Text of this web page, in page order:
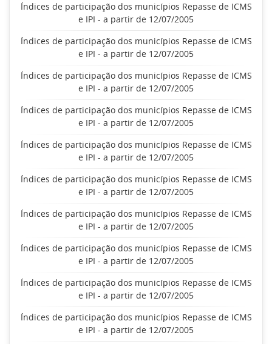
Índices de participação dos municípios Repasse de ICMS
e IPI - a partir de 12/07/2005
Índices de participação dos municípios Repasse de ICMS
e IPI - a partir de 12/07/2005
Índices de participação dos municípios Repasse de ICMS
e IPI - a partir de 12/07/2005
Índices de participação dos municípios Repasse de ICMS
e IPI - a partir de 12/07/2005
Índices de participação dos municípios Repasse de ICMS
e IPI - a partir de 12/07/2005
Índices de participação dos municípios Repasse de ICMS
e IPI - a partir de 12/07/2005
Índices de participação dos municípios Repasse de ICMS
e IPI - a partir de 12/07/2005
Índices de participação dos municípios Repasse de ICMS
e IPI - a partir de 12/07/2005
Índices de participação dos municípios Repasse de ICMS
e IPI - a partir de 12/07/2005
Índices de participação dos municípios Repasse de ICMS
e IPI - a partir de 12/07/2005